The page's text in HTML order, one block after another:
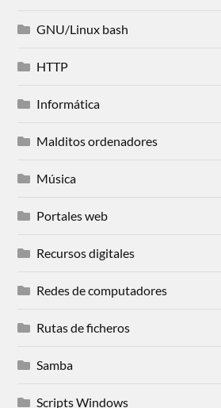
GNU/Linux bash
HTTP
Informática
Malditos ordenadores
Música
Portales web
Recursos digitales
Redes de computadores
Rutas de ficheros
Samba
Scripts Windows